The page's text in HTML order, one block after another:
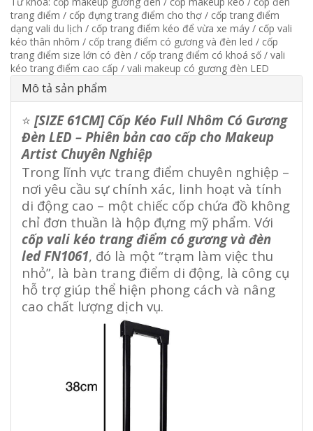
trang điểm / cốp đựng trang điểm cho thợ / cốp trang điểm
dạng vali du lịch / cốp trang điểm kéo để vừa xe máy / cốp vali
kéo thân nhôm / cốp trang điểm có gương và đèn led / cốp
trang điểm size lớn có đèn / cốp trang điểm có khoá số / vali
kéo trang điểm cao cấp / vali makeup có gương đèn LED
Mô tả sản phẩm
⭐ [SIZE 61CM] Cốp Kéo Full Nhôm Có Gương
Đèn LED – Phiên bản cao cấp cho Makeup
Artist Chuyên Nghiệp
Trong lĩnh vực trang điểm chuyên nghiệp –
nơi yêu cầu sự chính xác, linh hoạt và tính
di động cao – một chiếc cốp chứa đồ không
chỉ đơn thuần là hộp đựng mỹ phẩm. Với
cốp vali kéo trang điểm có gương và đèn
led FN1061, đó là một “trạm làm việc thu
nhỏ”, là bàn trang điểm di động, là công cụ
hỗ trợ giúp thể hiện phong cách và nâng
cao chất lượng dịch vụ.